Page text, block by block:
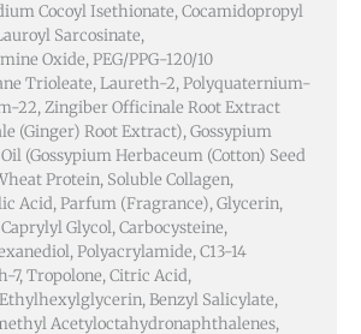
Cocoyl Isethionate, Cocamidopropyl
Sarcosinate,
Oxide, PEG/PPG-120/10
Trioleate, Laureth-2, Polyquaternium-
22, Zingiber Officinale Root Extract
(Ginger) Root Extract), Gossypium
(Gossypium Herbaceum (Cotton) Seed
Protein, Soluble Collagen,
Acid, Parfum (Fragrance), Glycerin,
Glycol, Carbocysteine,
Polyacrylamide, C13-14
7, Tropolone, Citric Acid,
Benzyl Salicylate,
Acetyloctahydronaphthalenes,